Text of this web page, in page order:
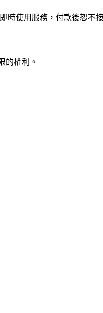
時使用服務，付款後恕不
的權利。